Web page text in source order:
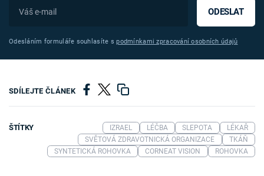
ODESLAT
Odesláním formuláře souhlasíte spodmínkami zpracování osobních údajů
SDÍLEJTE ČLÁNEK
ŠTÍTKY IZRAEL LÉČBA SLEPOTA
LÉKAŘ
SVĚTOVÁ ZDRAVOTNICKÁ ORGANIZACE
TKÁŇ
SYNTETICKÁ ROHOVKA
CORNEAT VISION ROHOVKA